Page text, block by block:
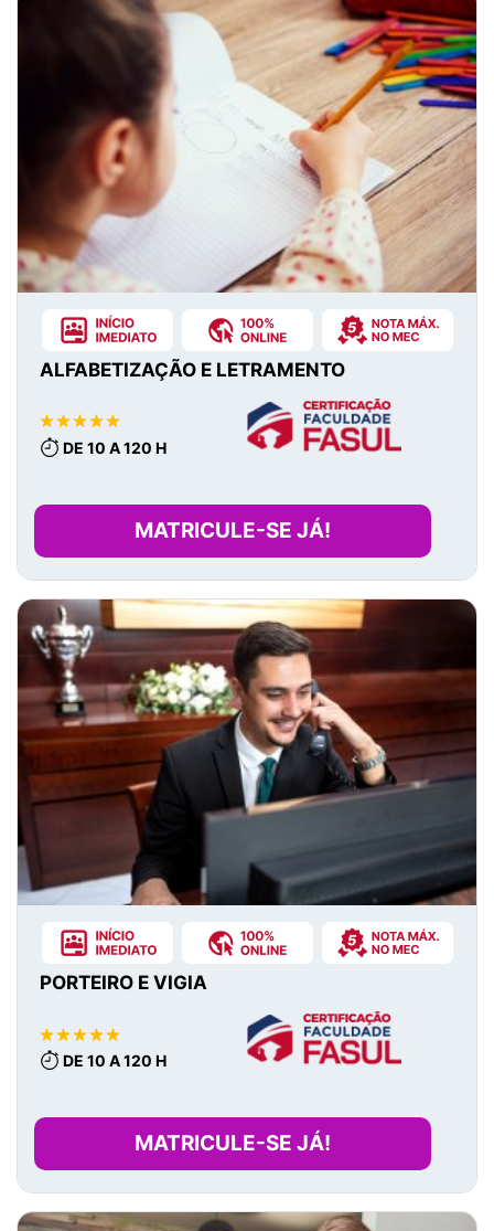
ALFABETIZAÇÃO E LETRAMENTO
DE 10 A 120 H
MATRICULE-SE JÁ!
PORTEIRO E VIGIA
DE 10 A 120 H
MATRICULE-SE JÁ!